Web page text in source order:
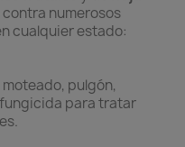
contra numerosos
cualquier estado:
pulgón,
para tratar